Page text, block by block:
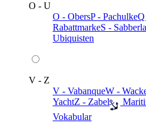
O - U
O - ObersP - PachulkeQ
RabattmarkeS -
Ubiquisten
V - Z
V - VabanqueW -
YachtZ - Zabel
Vokabular